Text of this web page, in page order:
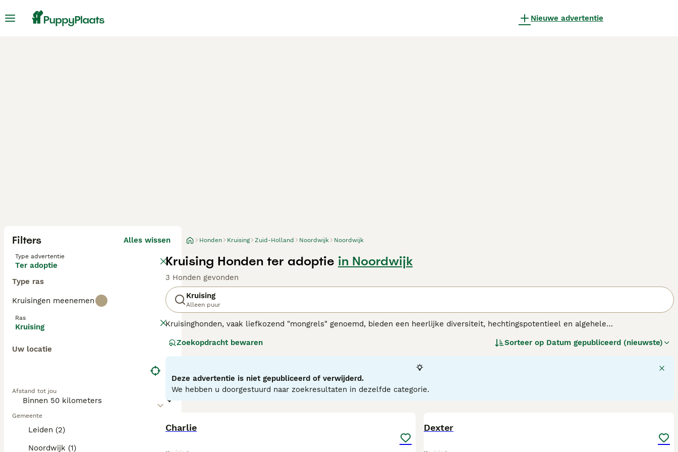
Nieuwe advertentie
Filters Alles wissen
Type advertentie
Ter adoptie
Type ras
Kruisingen meenemen
Ras
Kruising
Uw locatie
Afstand tot jou
Gemeente
Leiden (2)
Noordwijk (1)
Honden Kruising Zuid-Holland Noordwijk Noordwijk
Kruising Honden ter adoptie in Noordwijk
3 Honden gevonden
Kruising
Alleen puur
Kruisinghonden, vaak liefkozend "mongrels" genoemd, bieden een heerlijke diversiteit, hechtingspotentieel en algehele
vertonen, waaronder variërende maten, persoonlijkheden en vachten. Vachtkleuren kunnen variëren van effen tot veelkleurig, en
kruisinghonden zich aanpassen aan veranderingen in de levensstijl en zijn ze geschikt voor actieve huishoudens of rustige huizen. Hun
vaak veerkrachtige gezondheid, dankzij genetische diversiteit, is een opvallend kenmerk, wat hen robuuste metgezellen maakt.
Intelligentie en temperament kunnen sterk variëren, wat unieke gedragskenmerken biedt om van te genieten en te koesteren.
Zoekopdracht bewaren Sorteer op Datum gepubliceerd (nieuwste)
Deze advertentie is niet gepubliceerd of verwijderd.
We hebben u doorgestuurd naar zoekresultaten in dezelfde categorie.
Charlie Dexter